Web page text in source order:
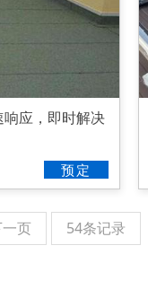
应，即时解决
预定
页 54条记录